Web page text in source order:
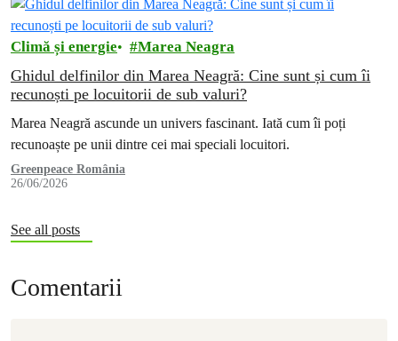
Climă și energie Marea Neagra
Ghidul delfinilor din Marea Neagră: Cine sunt și cum îi
recunoști pe locuitorii de sub valuri?
Marea Neagră ascunde un univers fascinant. Iată cum îi poți
recunoaște pe unii dintre cei mai speciali locuitori.
Greenpeace România
26/06/2026
See all posts
Comentarii